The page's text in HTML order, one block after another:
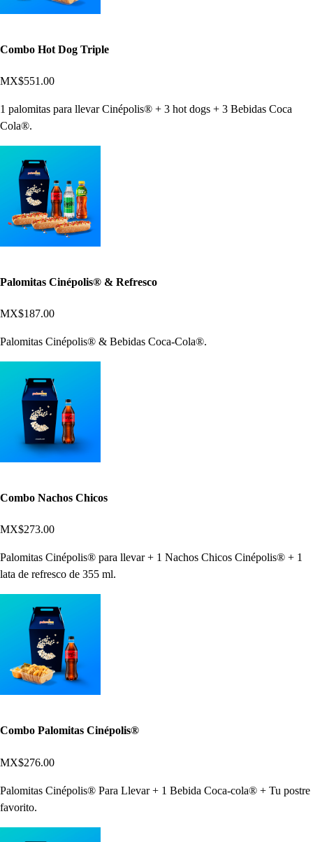
Combo Hot Dog Triple
MX$551.00
1 palomitas para llevar Cinépolis® + 3 hot dogs + 3 Bebidas Coca
Cola®.
Palomitas Cinépolis® & Refresco
MX$187.00
Palomitas Cinépolis® & Bebidas Coca-Cola®.
Combo Nachos Chicos
MX$273.00
Palomitas Cinépolis® para llevar + 1 Nachos Chicos Cinépolis® + 1
lata de refresco de 355 ml.
Combo Palomitas Cinépolis®
MX$276.00
Palomitas Cinépolis® Para Llevar + 1 Bebida Coca-cola® + Tu postre
favorito.